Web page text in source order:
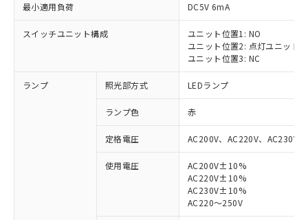
最小適用負荷 DC5V 6mA
スイッチユニット構成
ユニット位置1: NO
ユニット位置2: 点灯ユニット
ユニット位置3: NC
ランプ 照光部方式 LEDランプ
ランプ色 赤
定格電圧 AC200V、AC220V、AC230V
使用電圧
AC200V±10%
AC220V±10%
AC230V±10%
AC220～250V